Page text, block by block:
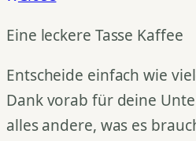
Eine leckere Tasse Kaffee
Entscheide einfach wie
Dank vorab für deine
alles andere, was es